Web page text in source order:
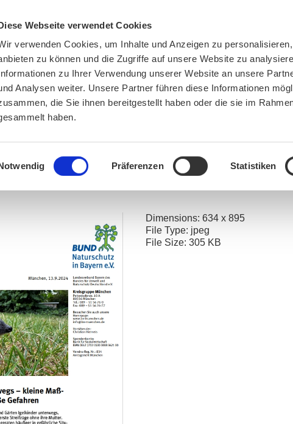
Webseite verwendet Cookies
verwenden Cookies, um Inhalte und Anzeigen zu
zu können und die Zugriffe auf unsere Website zu
zu Ihrer Verwendung unserer Website an unsere
Analysen weiter. Unsere Partner führen diese Informationen
die Sie ihnen bereitgestellt haben oder die sie im
haben.
Einwilligungsauswahl
Präferenzen Statistiken
UMWELTBERATUNG BN MÜNCHEN MITMACHEN
You are here: Igelkinder wieder unterwegs – kleine Maßnahmen
Dimensions: 634 x 895
File Type: jpeg
File Size: 305 KB